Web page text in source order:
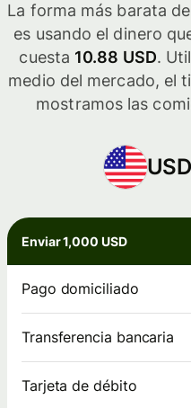
La forma más barata
es usando el dinero
cuesta 10.88 USD.
medio del mercado, el
mostramos las
USD
Enviar 1,000 USD
Pago domiciliado
Transferencia bancaria
Tarjeta de débito